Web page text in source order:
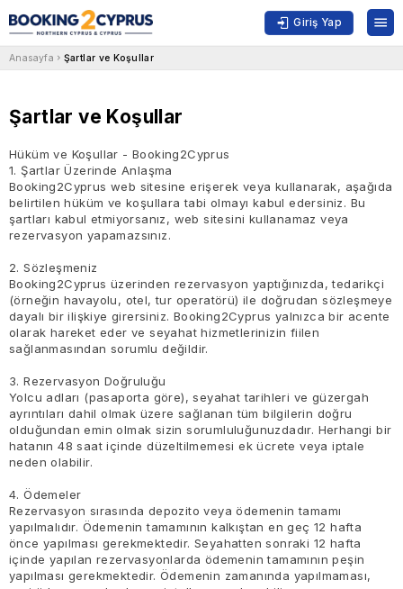
Giriş Yap
Anasayfa Şartlar ve Koşullar
Şartlar ve Koşullar
Hüküm ve Koşullar - Booking2Cyprus
1. Şartlar Üzerinde Anlaşma
Booking2Cyprus web sitesine erişerek veya kullanarak, aşağıda
belirtilen hüküm ve koşullara tabi olmayı kabul edersiniz. Bu
şartları kabul etmiyorsanız, web sitesini kullanamaz veya
rezervasyon yapamazsınız.
2. Sözleşmeniz
Booking2Cyprus üzerinden rezervasyon yaptığınızda, tedarikçi
(örneğin havayolu, otel, tur operatörü) ile doğrudan sözleşmeye
dayalı bir ilişkiye girersiniz. Booking2Cyprus yalnızca bir acente
olarak hareket eder ve seyahat hizmetlerinizin fiilen
sağlanmasından sorumlu değildir.
3. Rezervasyon Doğruluğu
Yolcu adları (pasaporta göre), seyahat tarihleri ve güzergah
ayrıntıları dahil olmak üzere sağlanan tüm bilgilerin doğru
olduğundan emin olmak sizin sorumluluğunuzdadır. Herhangi bir
hatanın 48 saat içinde düzeltilmemesi ek ücrete veya iptale
neden olabilir.
4. Ödemeler
Rezervasyon sırasında depozito veya ödemenin tamamı
yapılmalıdır. Ödemenin tamamının kalkıştan en geç 12 hafta
önce yapılması gerekmektedir. Seyahatten sonraki 12 hafta
içinde yapılan rezervasyonlarda ödemenin tamamının peşin
yapılması gerekmektedir. Ödemenin zamanında yapılmaması,